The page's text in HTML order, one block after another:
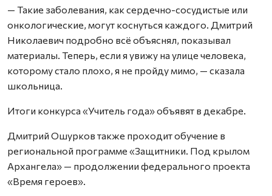
— Такие заболевания, как сердечно-сосудистые или
онкологические, могут коснуться каждого. Дмитрий
Николаевич подробно всё объяснял, показывал
материалы. Теперь, если я увижу на улице человека,
которому стало плохо, я не пройду мимо, — сказала
школьница.
Итоги конкурса «Учитель года» объявят в декабре.
Дмитрий Ошурков также проходит обучение в
региональной программе «Защитники. Под крылом
Архангела» — продолжении федерального проекта
«Время героев».